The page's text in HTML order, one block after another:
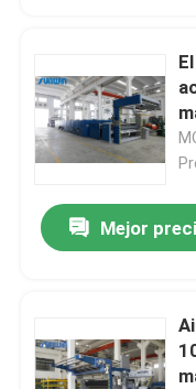
Mejor